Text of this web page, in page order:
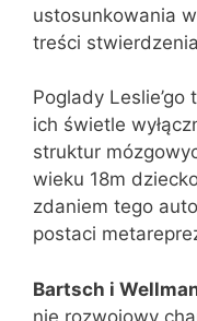
ustosunkowania
treści
Poglady
ich świetle
struktur
wieku 18m
zdaniem tego
postaci
Bartsch i
nie rozwojowy